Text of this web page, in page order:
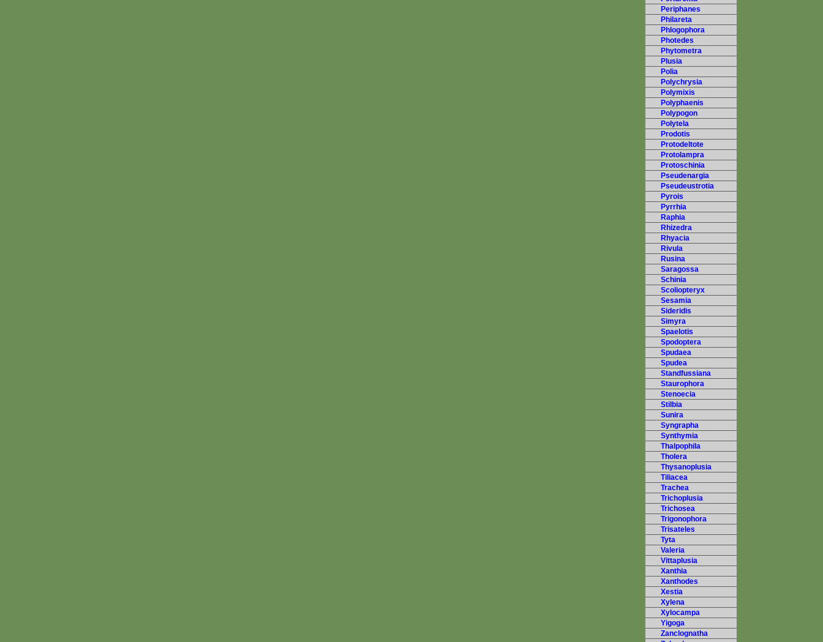
Periphanes
Philareta
Phlogophora
Photedes
Phytometra
Plusia
Polia
Polychrysia
Polymixis
Polyphaenis
Polypogon
Polytela
Prodotis
Protodeltote
Protolampra
Protoschinia
Pseudenargia
Pseudeustrotia
Pyrois
Pyrrhia
Raphia
Rhizedra
Rhyacia
Rivula
Rusina
Saragossa
Schinia
Scoliopteryx
Sesamia
Sideridis
Simyra
Spaelotis
Spodoptera
Spudaea
Spudea
Standfussiana
Staurophora
Stenoecia
Stilbia
Sunira
Syngrapha
Synthymia
Thalpophila
Tholera
Thysanoplusia
Tiliacea
Trachea
Trichoplusia
Trichosea
Trigonophora
Trisateles
Tyta
Valeria
Vittaplusia
Xanthia
Xanthodes
Xestia
Xylena
Xylocampa
Yigoga
Zanclognatha